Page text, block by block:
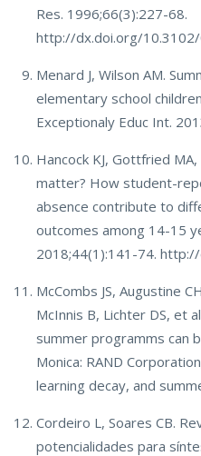
Res. 1996;66(3):227-68.
http://dx.doi.org/
Menard J, Wilson AM.
elementary school
Exceptionaly Educ Int.
Hancock KJ, Gottfried
matter? How student-
absence contribute to
outcomes among 14-15
2018;44(1):141-74.
McCombs JS, Augustine
McInnis B, Lichter DS, et
summer programms can
Monica: RAND
learning decay, and
Cordeiro L, Soares CB.
potencialidades para